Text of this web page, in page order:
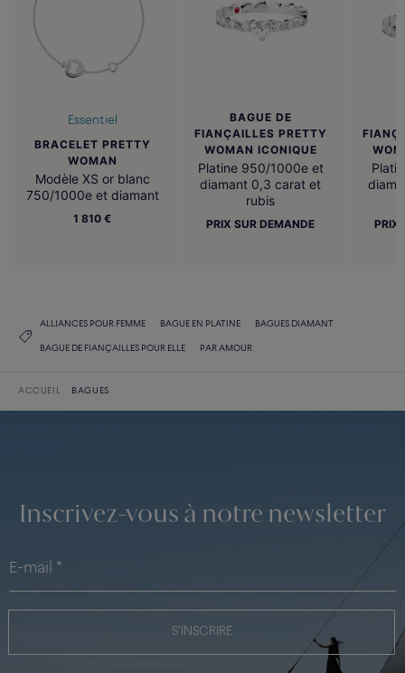
Essentiel
BRACELET PRETTY
WOMAN
Modèle XS or blanc
750/1000e et diamant
1 810 €
BAGUE DE
FIANÇAILLES PRETTY
WOMAN ICONIQUE
Platine 950/1000e et
diamant 0,3 carat et
rubis
PRIX SUR DEMANDE PRIX
ALLIANCES POUR FEMME BAGUE EN PLATINE BAGUES DIAMANT
BAGUE DE FIANÇAILLES POUR ELLE PAR AMOUR
ACCUEIL BAGUES
Inscrivez-vous à notre newsletter
S'INSCRIRE